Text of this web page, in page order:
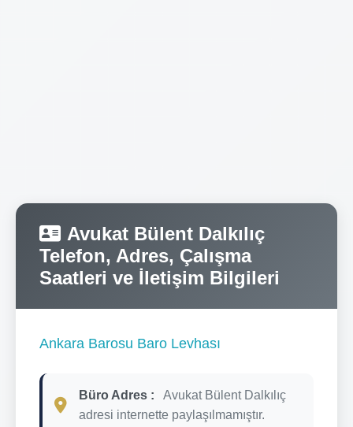
Avukat Bülent Dalkılıç
Telefon, Adres, Çalışma
Saatleri ve İletişim Bilgileri
Ankara Barosu Baro Levhası
Büro Adres :
Avukat Bülent Dalkılıç
adresi internette paylaşılmamıştır.